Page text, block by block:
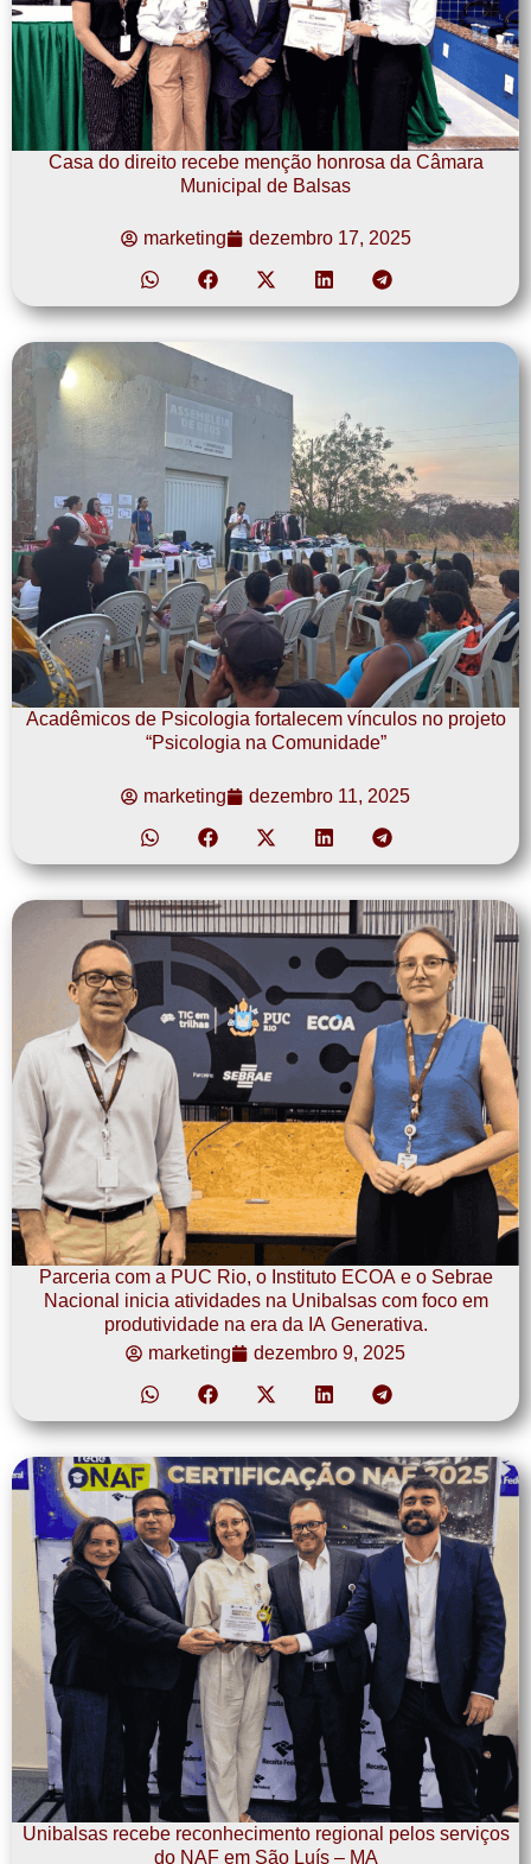
Casa do direito recebe menção honrosa da Câmara
Municipal de Balsas
marketing dezembro 17, 2025
Acadêmicos de Psicologia fortalecem vínculos no projeto
“Psicologia na Comunidade”
marketing dezembro 11, 2025
Parceria com a PUC Rio, o Instituto ECOA e o Sebrae
Nacional inicia atividades na Unibalsas com foco em
produtividade na era da IA Generativa.
marketing
dezembro 9, 2025
Unibalsas recebe reconhecimento regional pelos serviços
do NAF em São Luís – MA